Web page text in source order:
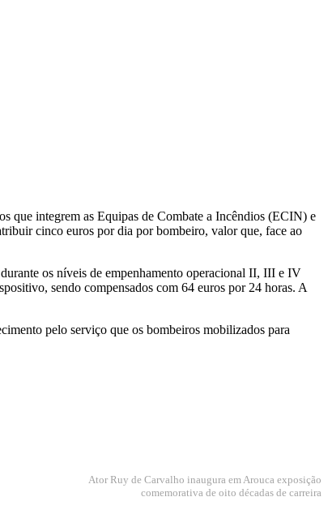
que integrem as Equipas de Combate a Incêndios (ECIN) e
cinco euros por dia por bombeiro, valor que, face ao
os níveis de empenhamento operacional II, III e IV
sendo compensados com 64 euros por 24 horas. A
pelo serviço que os bombeiros mobilizados para
Ator Ruy de Carvalho inaugura em Arouca exposição
comemorativa de oito décadas de carreira